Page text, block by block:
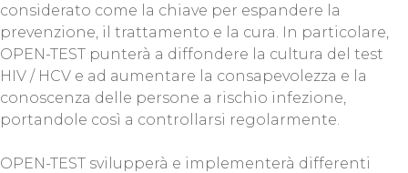
considerato come la chiave per espandere la
prevenzione, il trattamento e la cura. In particolare,
OPEN-TEST punterà a diffondere la cultura del test
HIV / HCV e ad aumentare la consapevolezza e la
conoscenza delle persone a rischio infezione,
portandole così a controllarsi regolarmente.
OPEN-TEST svilupperà e implementerà differenti